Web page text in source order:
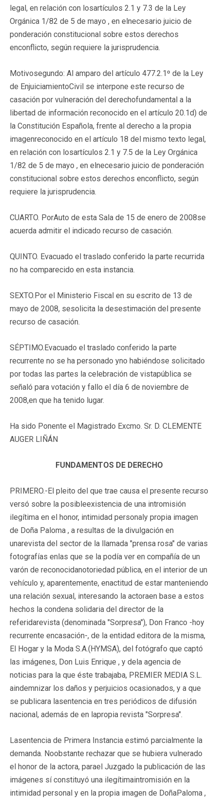
legal, en relación con losartículos 2.1 y 7.3 de la Ley
Orgánica 1/82 de 5 de mayo , en elnecesario juicio de
ponderación constitucional sobre estos derechos
enconflicto, según requiere la jurisprudencia.
Motivosegundo: Al amparo del artículo 477.2.1º de la Ley
de EnjuiciamientoCivil se interpone este recurso de
casación por vulneración del derechofundamental a la
libertad de información reconocido en el artículo 20.1d) de
la Constitución Española, frente al derecho a la propia
imagenreconocido en el artículo 18 del mismo texto legal,
en relación con losartículos 2.1 y 7.5 de la Ley Orgánica
1/82 de 5 de mayo , en elnecesario juicio de ponderación
constitucional sobre estos derechos enconflicto, según
requiere la jurisprudencia.
CUARTO. PorAuto de esta Sala de 15 de enero de 2008se
acuerda admitir el indicado recurso de casación.
QUINTO. Evacuado el traslado conferido la parte recurrida
no ha comparecido en esta instancia.
SEXTO.Por el Ministerio Fiscal en su escrito de 13 de
mayo de 2008, sesolicita la desestimación del presente
recurso de casación.
SÉPTIMO.Evacuado el traslado conferido la parte
recurrente no se ha personado yno habiéndose solicitado
por todas las partes la celebración de vistapública se
señaló para votación y fallo el día 6 de noviembre de
2008,en que ha tenido lugar.
Ha sido Ponente el Magistrado Excmo. Sr. D. CLEMENTE
AUGER LIÑÁN
FUNDAMENTOS DE DERECHO
PRIMERO.-El pleito del que trae causa el presente recurso
versó sobre la posibleexistencia de una intromisión
ilegítima en el honor, intimidad personaly propia imagen
de Doña Paloma , a resultas de la divulgación en
unarevista del sector de la llamada "prensa rosa" de varias
fotografías enlas que se la podía ver en compañía de un
varón de reconocidanotoriedad pública, en el interior de un
vehículo y, aparentemente, enactitud de estar manteniendo
una relación sexual, interesando la actoraen base a estos
hechos la condena solidaria del director de la
referidarevista (denominada "Sorpresa"), Don Franco -hoy
recurrente encasación-, de la entidad editora de la misma,
El Hogar y la Moda S.A.(HYMSA), del fotógrafo que captó
las imágenes, Don Luis Enrique , y dela agencia de
noticias para la que éste trabajaba, PREMIER MEDIA S.L.
aindemnizar los daños y perjuicios ocasionados, y a que
se publicara lasentencia en tres periódicos de difusión
nacional, además de en lapropia revista "Sorpresa".
Lasentencia de Primera Instancia estimó parcialmente la
demanda. Noobstante rechazar que se hubiera vulnerado
el honor de la actora, parael Juzgado la publicación de las
imágenes sí constituyó una ilegítimaintromisión en la
intimidad personal y en la propia imagen de DoñaPaloma ,